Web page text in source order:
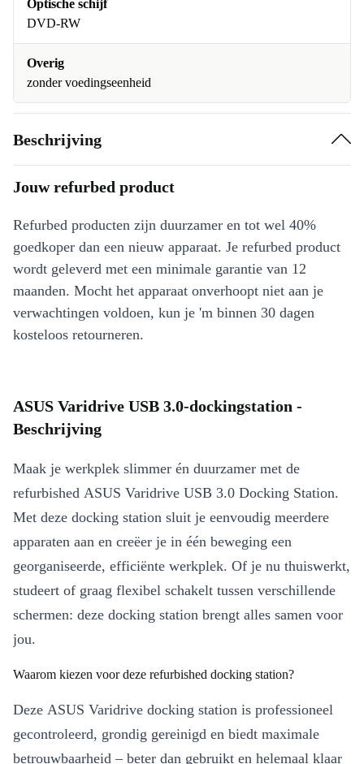
Optische schijf
DVD-RW
Overig
zonder voedingseenheid
Beschrijving
Jouw refurbed product
Refurbed producten zijn duurzamer en tot wel 40%
goedkoper dan een nieuw apparaat. Je refurbed product
wordt geleverd met een minimale garantie van 12
maanden. Mocht het apparaat onverhoopt niet aan je
verwachtingen voldoen, kun je 'm binnen 30 dagen
kosteloos retourneren.
ASUS Varidrive USB 3.0-dockingstation -
Beschrijving
Maak je werkplek slimmer én duurzamer met de
refurbished ASUS Varidrive USB 3.0 Docking Station.
Met deze docking station sluit je eenvoudig meerdere
apparaten aan en creëer je in één beweging een
georganiseerde, efficiënte werkplek. Of je nu thuiswerkt,
studeert of graag flexibel schakelt tussen verschillende
schermen: deze docking station brengt alles samen voor
jou.
Waarom kiezen voor deze refurbished docking station?
Deze ASUS Varidrive docking station is professioneel
gecontroleerd, grondig gereinigd en biedt maximale
betrouwbaarheid – beter dan gebruikt en helemaal klaar